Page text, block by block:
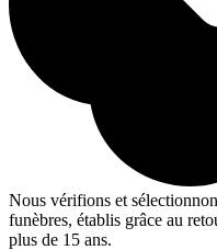
Nous vérifions et
funèbres, établis grâce au
plus de 15 ans.